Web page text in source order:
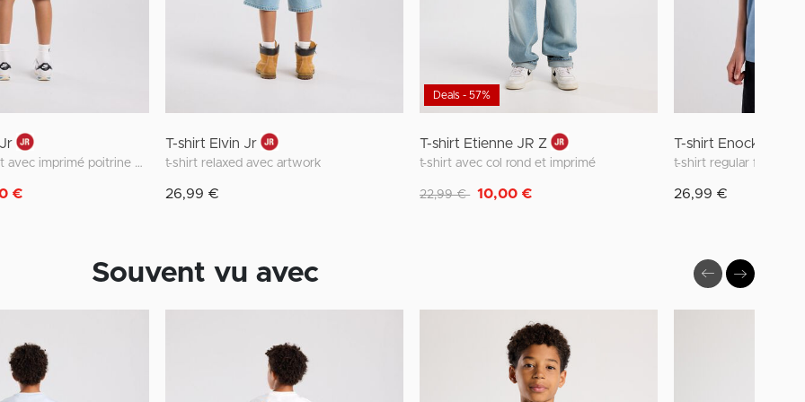
T-shirt regular fit avec imprimé poitrine et devant
€
T-shirt Elvin Jr
t-shirt relaxed avec artwork
26,99 €
Deals - 57%
T-shirt Etienne JR Z
t-shirt avec col rond et imprimé
Remise de
22,99 € 10,00 €
T-shirt Enock Jr
26,99 €
Souvent vu avec